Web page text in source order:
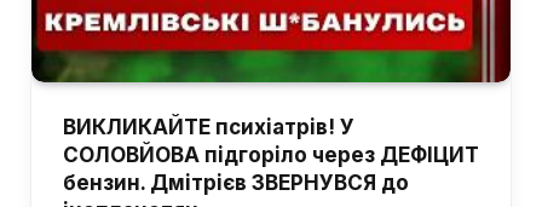
ВИКЛИКАЙТЕ психіатрів! У
СОЛОВЙОВА підгоріло через ДЕФІЦИТ
бензин. Дмітрієв ЗВЕРНУВСЯ до